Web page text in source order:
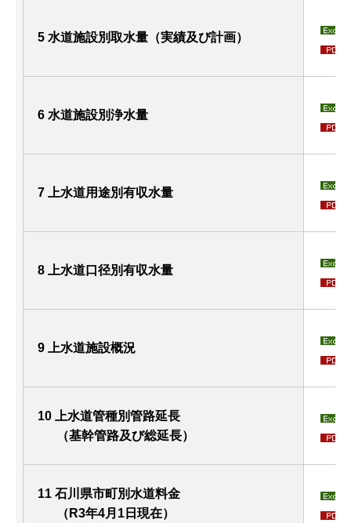
5 水道施設別取水量（実績及び計画）
6 水道施設別浄水量
7 上水道用途別有収水量
8 上水道口径別有収水量
9 上水道施設概況
10 上水道管種別管路延長
（基幹管路及び総延長）
11 石川県市町別水道料金
（R3年4月1日現在）